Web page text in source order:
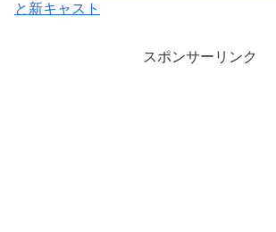
と新キャスト
スポンサーリンク